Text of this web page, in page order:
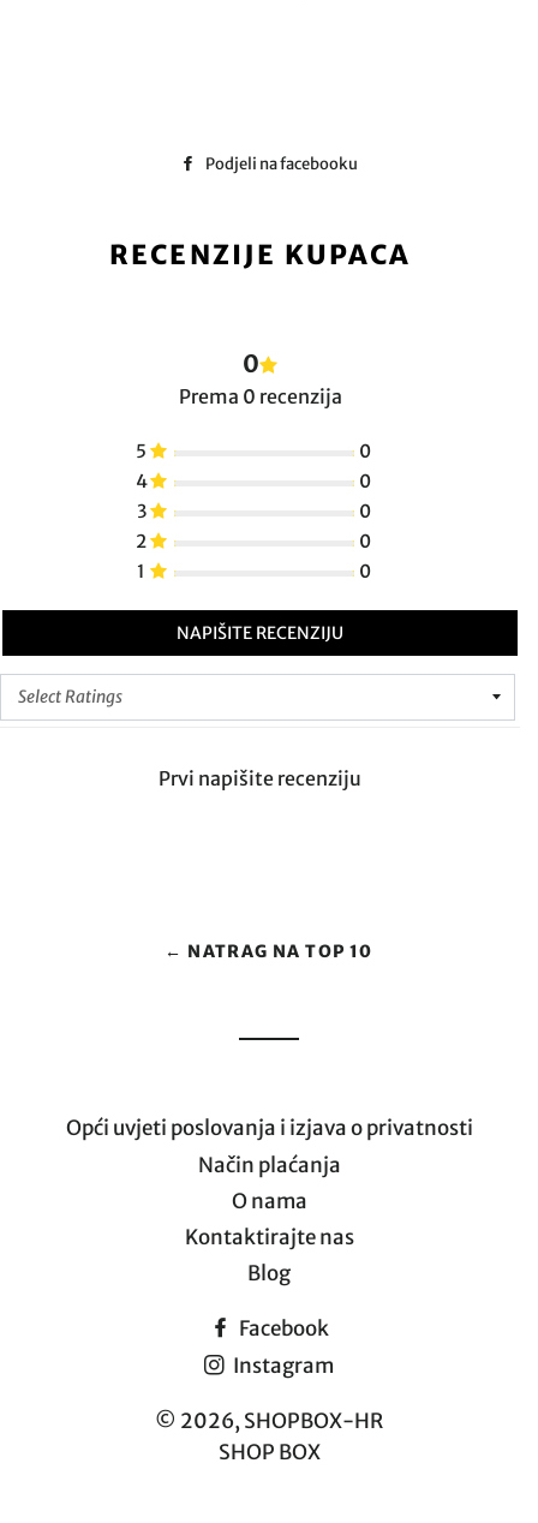
Podjeli na facebooku
RECENZIJE KUPACA
0
Prema 0 recenzija
5
0
4
0
3
0
2
0
1
0
NAPIŠITE RECENZIJU
Prvi napišite recenziju
← NATRAG NA TOP 10
Opći uvjeti poslovanja i izjava o privatnosti
Način plaćanja
O nama
Kontaktirajte nas
Blog
Facebook
Instagram
© 2026, SHOPBOX-HR
SHOP BOX